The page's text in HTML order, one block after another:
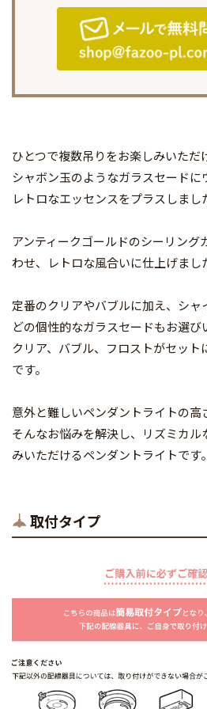
ひとつで複数吊りをお楽しみいただ
シャボン玉のようなガラスセードに
レトロなエッセンスをプラスしまし
アンティークゴールドのシーリン
わせ、レトロな風合いに仕上げまし
定番のクリアやバブルに加え、シ
どの個性的なガラスセードもお選び
クリア、バブル、フロストがセッ
です。
意外と難しいペンダントライトの高
そんなお悩みを解決し、リズミカ
みいただけるペンダントライトです。
取付タイプ